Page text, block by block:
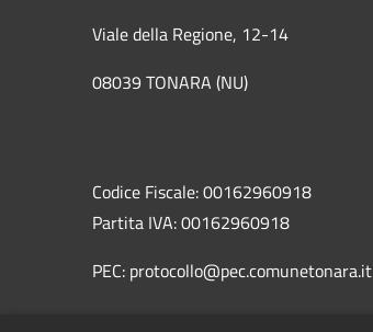
Viale della Regione, 12-14
08039 TONARA (NU)
Codice Fiscale: 00162960918
Partita IVA: 00162960918
PEC: protocollo@pec.comunetonara.it